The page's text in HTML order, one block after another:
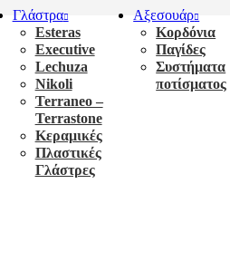
Γλάστρα
Esteras
Executive
Lechuza
Nikoli
Terraneo –
Terrastone
Κεραμικές
Πλαστικές
Γλάστρες
Αξεσουάρ
Κορδόνια
Παγίδες
Συστήματα
ποτίσματος